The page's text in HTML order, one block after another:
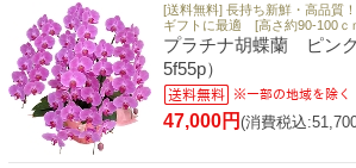
[送料無料] 長持ち新鮮・高品質
ギフトに最適 [高さ約90-100ｃ
プラチナ胡蝶蘭 ピン
5f55p）
47,000円 (消費税込